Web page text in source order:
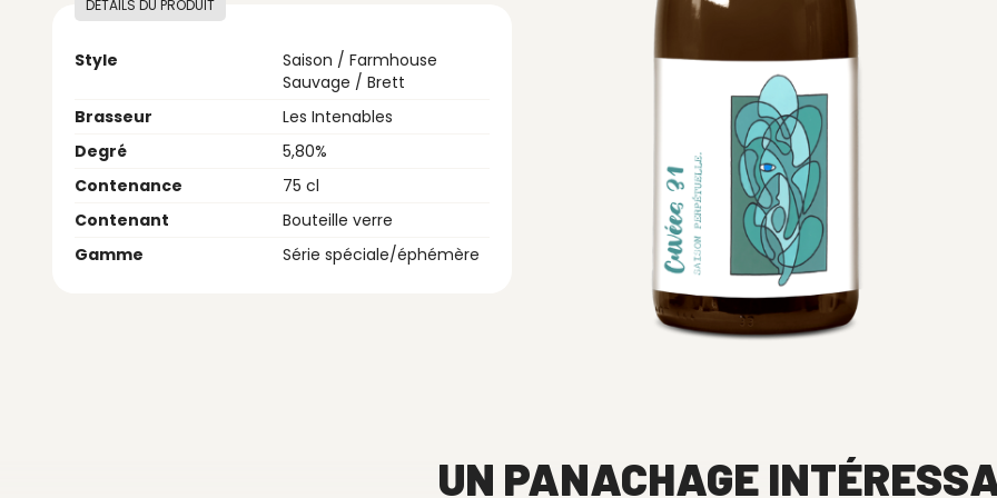
DÉTAILS DU PRODUIT
Style
Saison / Farmhouse
Sauvage / Brett
Brasseur
Les Intenables
Degré
5,80%
Contenance
75 cl
Contenant
Bouteille verre
Gamme
Série spéciale/éphémère
UN PANACHAGE